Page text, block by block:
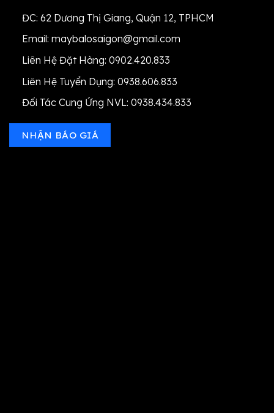
ĐC: 62 Dương Thị Giang, Quận 12, TPHCM
Email: maybalosaigon@gmail.com
Liên Hệ Đặt Hàng: 0902.420.833
Liên Hệ Tuyển Dụng: 0938.606.833
Đối Tác Cung Ứng NVL: 0938.434.833
NHẬN BÁO GIÁ